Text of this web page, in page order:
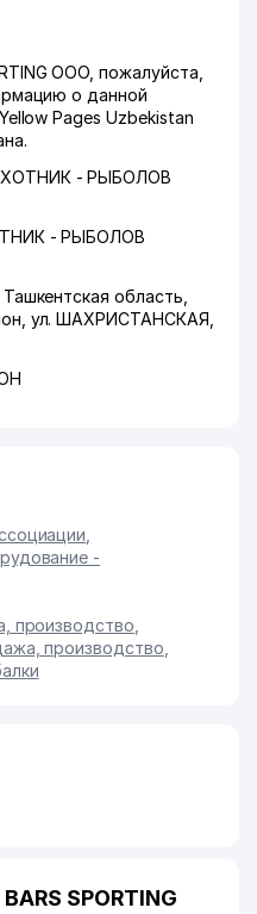
ООО, пожалуйста,
о данной
Pages Uzbekistan
- РЫБОЛОВ
- РЫБОЛОВ
Ташкентская область
ул. ШАХРИСТАНСКАЯ
-
производство
производство
SPORTING